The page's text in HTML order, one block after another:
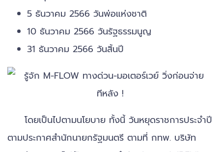
5 ธันวาคม 2566 วันพ่อแห่งชาติ
10 ธันวาคม 2566 วันรัฐธรรมนูญ
31 ธันวาคม 2566 วันสิ้นปี
โดยเป็นไปตามนโยบาย ทั้งนี้ วันหยุดราชการประจำปี
ตามประกาศสำนักนายกรัฐมนตรี ตามที่ กทพ. บริษัท